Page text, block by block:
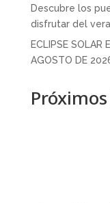
Descubre los
disfrutar del
ECLIPSE SOLAR
AGOSTO DE